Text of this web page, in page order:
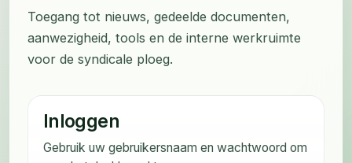
Toegang tot nieuws, gedeelde documenten,
aanwezigheid, tools en de interne werkruimte
voor de syndicale ploeg.
Inloggen
Gebruik uw gebruikersnaam en wachtwoord om